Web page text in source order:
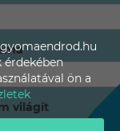
világít
érdekében
ön a